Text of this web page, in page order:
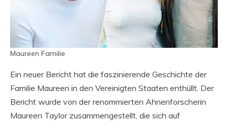
Maureen Familie
Ein neuer Bericht hat die faszinierende Geschichte der
Familie Maureen in den Vereinigten Staaten enthüllt. Der
Bericht wurde von der renommierten Ahnenforscherin
Maureen Taylor zusammengestellt, die sich auf